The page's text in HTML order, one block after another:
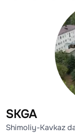
SKGA
Shimoliy-Kavkaz